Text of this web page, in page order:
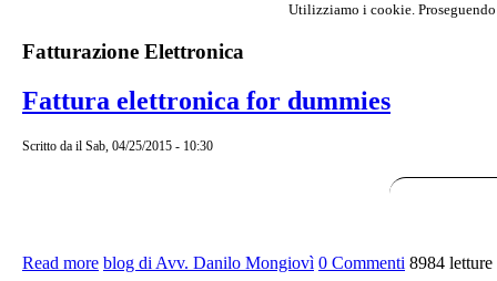
Contenuto principale della pagina
Utilizziamo i cookie.
Fatturazione Elettronica
Fattura elettronica for dummies
Scritto da il Sab, 04/25/2015 - 10:30
Read more about Fattura elettronica for dummies
blog di Avv. Danilo Mongiovì 0 Commenti 8984 letture